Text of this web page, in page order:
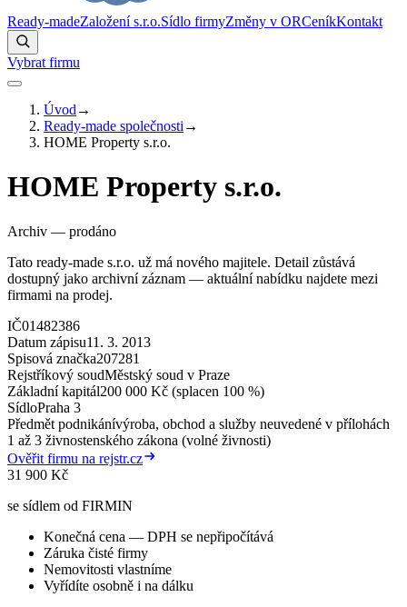
Ready-madeZaložení s.r.o.Sídlo firmyZměny v ORCeníkKontakt
Vybrat firmu
Úvod →
Ready-made společnosti →
HOME Property s.r.o.
HOME Property s.r.o.
Archiv — prodáno
Tato ready-made s.r.o. už má nového majitele. Detail zůstává
dostupný jako archivní záznam — aktuální nabídku najdete mezi
firmami na prodej.
IČ01482386
Datum zápisu11. 3. 2013
Spisová značka207281
Rejstříkový soudMěstský soud v Praze
Základní kapitál200 000 Kč (splacen 100 %)
SídloPraha 3
Předmět podnikánívýroba, obchod a služby neuvedené v přílohách
1 až 3 živnostenského zákona (volné živnosti)
Ověřit firmu na rejstr.cz
31 900 Kč
se sídlem od FIRMIN
Konečná cena — DPH se nepřipočítává
Záruka čisté firmy
Nemovitosti vlastníme
Vyřídíte osobně i na dálku